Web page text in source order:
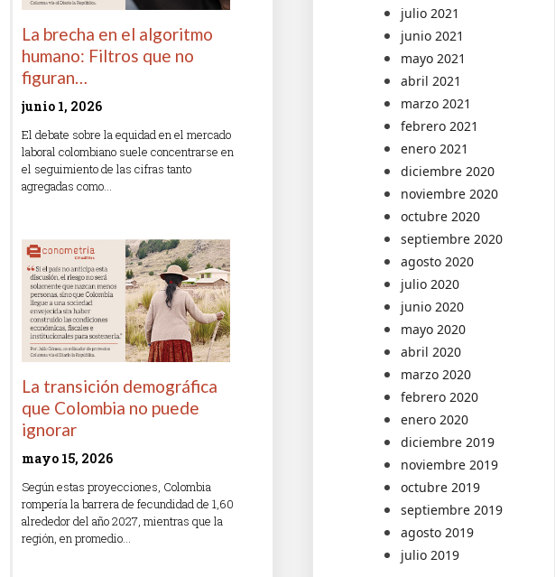
La brecha en el algoritmo
humano: Filtros que no
figuran…
junio 1, 2026
El debate sobre la equidad en el mercado
laboral colombiano suele concentrarse en
el seguimiento de las cifras tanto
agregadas como…
La transición demográfica
que Colombia no puede
ignorar
mayo 15, 2026
Según estas proyecciones, Colombia
rompería la barrera de fecundidad de 1,60
alrededor del año 2027, mientras que la
región, en promedio…
julio 2021
junio 2021
mayo 2021
abril 2021
marzo 2021
febrero 2021
enero 2021
diciembre 2020
noviembre 2020
octubre 2020
septiembre 2020
agosto 2020
julio 2020
junio 2020
mayo 2020
abril 2020
marzo 2020
febrero 2020
enero 2020
diciembre 2019
noviembre 2019
octubre 2019
septiembre 2019
agosto 2019
julio 2019